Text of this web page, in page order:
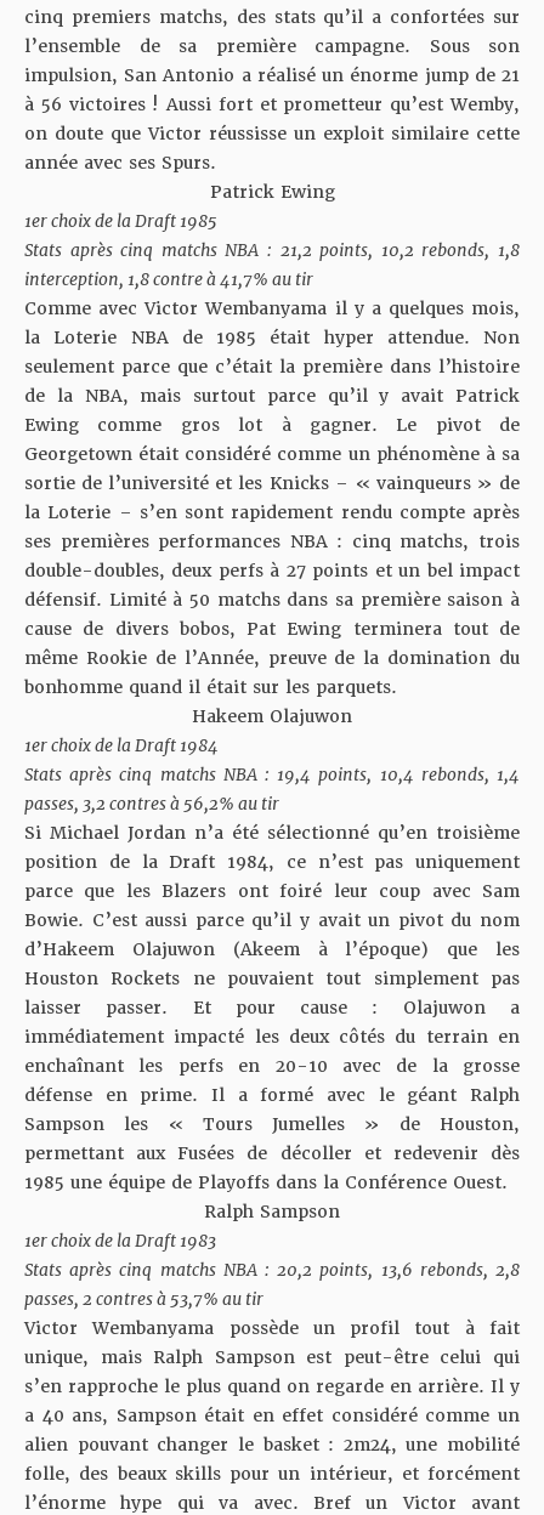
cinq premiers matchs, des stats qu’il a confortées sur
l’ensemble de sa première campagne. Sous son
impulsion, San Antonio a réalisé un énorme jump de 21
à 56 victoires ! Aussi fort et prometteur qu’est Wemby,
on doute que Victor réussisse un exploit similaire cette
année avec ses Spurs.
Patrick Ewing
1er choix de la Draft 1985
Stats après cinq matchs NBA : 21,2 points, 10,2 rebonds, 1,8
interception, 1,8 contre à 41,7% au tir
Comme avec Victor Wembanyama il y a quelques mois,
la Loterie NBA de 1985 était hyper attendue. Non
seulement parce que c’était la première dans l’histoire
de la NBA, mais surtout parce qu’il y avait Patrick
Ewing comme gros lot à gagner. Le pivot de
Georgetown était considéré comme un phénomène à sa
sortie de l’université et les Knicks – « vainqueurs » de
la Loterie – s’en sont rapidement rendu compte après
ses premières performances NBA : cinq matchs, trois
double-doubles, deux perfs à 27 points et un bel impact
défensif. Limité à 50 matchs dans sa première saison à
cause de divers bobos, Pat Ewing terminera tout de
même Rookie de l’Année, preuve de la domination du
bonhomme quand il était sur les parquets.
Hakeem Olajuwon
1er choix de la Draft 1984
Stats après cinq matchs NBA : 19,4 points, 10,4 rebonds, 1,4
passes, 3,2 contres à 56,2% au tir
Si Michael Jordan n’a été sélectionné qu’en troisième
position de la Draft 1984, ce n’est pas uniquement
parce que les Blazers ont foiré leur coup avec Sam
Bowie. C’est aussi parce qu’il y avait un pivot du nom
d’Hakeem Olajuwon (Akeem à l’époque) que les
Houston Rockets ne pouvaient tout simplement pas
laisser passer. Et pour cause : Olajuwon a
immédiatement impacté les deux côtés du terrain en
enchaînant les perfs en 20-10 avec de la grosse
défense en prime. Il a formé avec le géant Ralph
Sampson les « Tours Jumelles » de Houston,
permettant aux Fusées de décoller et redevenir dès
1985 une équipe de Playoffs dans la Conférence Ouest.
Ralph Sampson
1er choix de la Draft 1983
Stats après cinq matchs NBA : 20,2 points, 13,6 rebonds, 2,8
passes, 2 contres à 53,7% au tir
Victor Wembanyama possède un profil tout à fait
unique, mais Ralph Sampson est peut-être celui qui
s’en rapproche le plus quand on regarde en arrière. Il y
a 40 ans, Sampson était en effet considéré comme un
alien pouvant changer le basket : 2m24, une mobilité
folle, des beaux skills pour un intérieur, et forcément
l’énorme hype qui va avec. Bref un Victor avant